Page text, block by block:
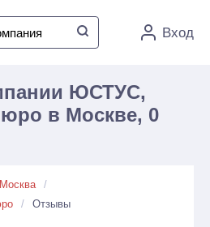
Вход
ЮСТУС,
в Москве, 0
Москва
Отзывы